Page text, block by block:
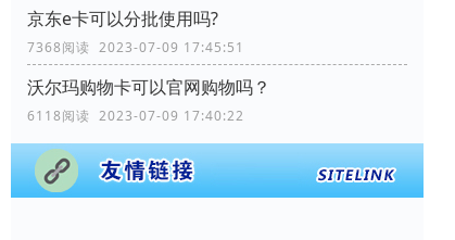
京东e卡可以分批使用吗?
7368阅读 2023-07-09 17:45:51
沃尔玛购物卡可以官网购物吗？
6118阅读 2023-07-09 17:40:22